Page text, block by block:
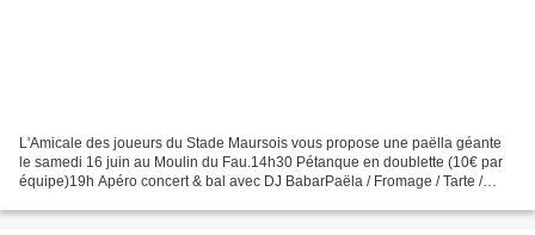
L'Amicale des joueurs du Stade Maursois vous propose une paëlla géante
le samedi 16 juin au Moulin du Fau.14h30 Pétanque en doublette (10€ par
équipe)19h Apéro concert & bal avec DJ BabarPaëla / Fromage / Tarte /